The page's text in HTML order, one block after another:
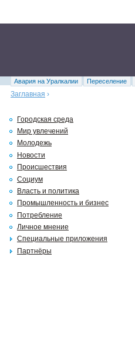
Авария на Уралкалии Переселение
Заглавная ›
Городская среда
Мир увлечений
Молодежь
Новости
Происшествия
Социум
Власть и политика
Промышленность и бизнес
Потребление
Личное мнение
Специальные приложения
Партнёры